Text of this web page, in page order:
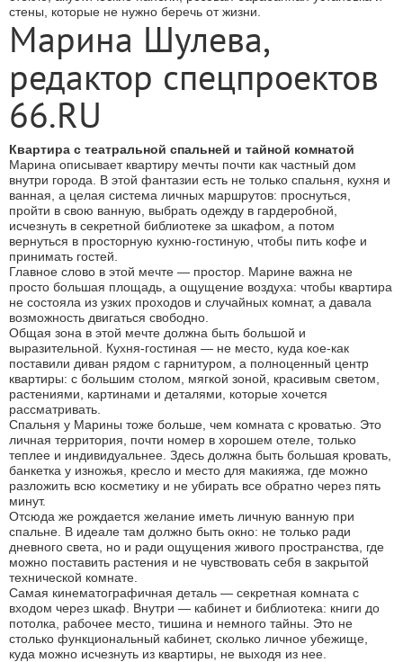
стены, которые не нужно беречь от жизни.
Марина Шулева,
редактор спецпроектов
66.RU
Квартира с театральной спальней и тайной комнатой
Марина описывает квартиру мечты почти как частный дом
внутри города. В этой фантазии есть не только спальня, кухня и
ванная, а целая система личных маршрутов: проснуться,
пройти в свою ванную, выбрать одежду в гардеробной,
исчезнуть в секретной библиотеке за шкафом, а потом
вернуться в просторную кухню-гостиную, чтобы пить кофе и
принимать гостей.
Главное слово в этой мечте — простор. Марине важна не
просто большая площадь, а ощущение воздуха: чтобы квартира
не состояла из узких проходов и случайных комнат, а давала
возможность двигаться свободно.
Общая зона в этой мечте должна быть большой и
выразительной. Кухня-гостиная — не место, куда кое-как
поставили диван рядом с гарнитуром, а полноценный центр
квартиры: с большим столом, мягкой зоной, красивым светом,
растениями, картинами и деталями, которые хочется
рассматривать.
Спальня у Марины тоже больше, чем комната с кроватью. Это
личная территория, почти номер в хорошем отеле, только
теплее и индивидуальнее. Здесь должна быть большая кровать,
банкетка у изножья, кресло и место для макияжа, где можно
разложить всю косметику и не убирать все обратно через пять
минут.
Отсюда же рождается желание иметь личную ванную при
спальне. В идеале там должно быть окно: не только ради
дневного света, но и ради ощущения живого пространства, где
можно поставить растения и не чувствовать себя в закрытой
технической комнате.
Самая кинематографичная деталь — секретная комната с
входом через шкаф. Внутри — кабинет и библиотека: книги до
потолка, рабочее место, тишина и немного тайны. Это не
столько функциональный кабинет, сколько личное убежище,
куда можно исчезнуть из квартиры, не выходя из нее.